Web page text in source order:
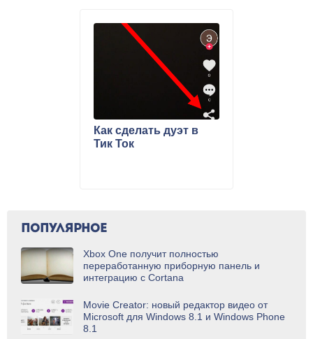
Как сделать дуэт в
Тик Ток
ПОПУЛЯРНОЕ
Xbox One получит полностью
переработанную приборную панель и
интеграцию с Cortana
Movie Creator: новый редактор видео от
Microsoft для Windows 8.1 и Windows Phone
8.1